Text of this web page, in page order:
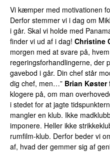
Vi kæmper med motivationen
Derfor stemmer vi i dag om
i går. Skal vi holde med
finder vi ud af i dag! Christine
morgen med at svare på,
regeringsforhandlingerne, der
gavebod i går. Din chef står
dig chef, men…” Brian Køster
klogere på, om man
i stedet for at jagte
mangler en klub. Ikke
imponere. Heller ikke
rumfilm-klub. Derfor beder vi
af, hvad der gemmer sig af